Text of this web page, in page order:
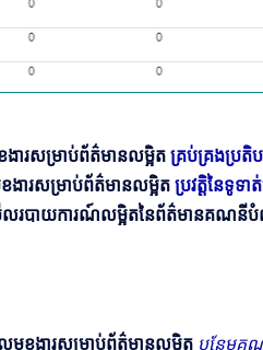
រសម្រាប់ព័ត៌មានលម្អិត គ្រប់គ្រងប្រតិ
ងារសម្រាប់ព័ត៌មានលម្អិត ប្រវត្តិនៃទូ
មើលរបាយការណ៍លម្អិតនៃព័ត៌មានគណ
ខងារសម្រាប់ព័ត៌មានលម្អិត បន្ថែម